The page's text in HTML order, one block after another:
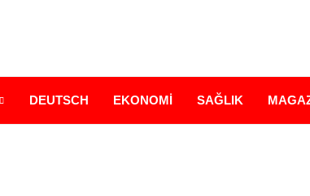
DEUTSCH EKONOMİ SAĞLIK